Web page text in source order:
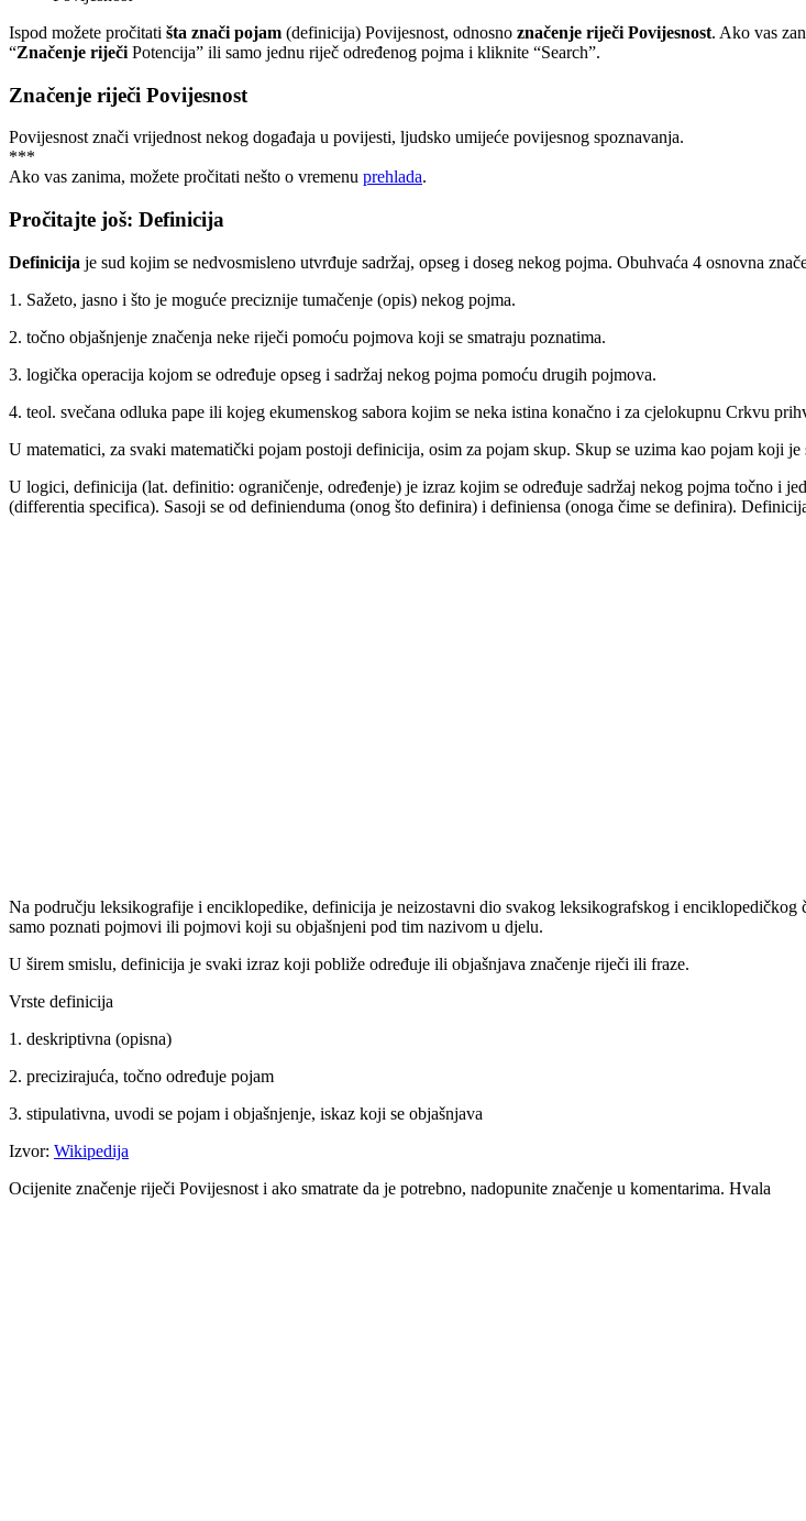
Ispod možete pročitati šta znači pojam (definicija) Povijesnost, odnosno značenje riječi Povijesnost. Ako vas
“Značenje riječi Potencija” ili samo jednu riječ određenog pojma i kliknite “Search”.
Značenje riječi Povijesnost
Povijesnost znači vrijednost nekog događaja u povijesti, ljudsko umijeće povijesnog spoznavanja.
***
Ako vas zanima, možete pročitati nešto o vremenu prehlada.
Pročitajte još: Definicija
Definicija je sud kojim se nedvosmisleno utvrđuje sadržaj, opseg i doseg nekog pojma. Obuhvaća 4 osnovna
1. Sažeto, jasno i što je moguće preciznije tumačenje (opis) nekog pojma.
2. točno objašnjenje značenja neke riječi pomoću pojmova koji se smatraju poznatima.
3. logička operacija kojom se određuje opseg i sadržaj nekog pojma pomoću drugih pojmova.
4. teol. svečana odluka pape ili kojeg ekumenskog sabora kojim se neka istina konačno i za cjelokupnu Crkvu
U matematici, za svaki matematički pojam postoji definicija, osim za pojam skup. Skup se uzima kao pojam koji
U logici, definicija (lat. definitio: ograničenje, određenje) je izraz kojim se određuje sadržaj nekog pojma točno i
(differentia specifica). Sasoji se od definienduma (onog što definira) i definiensa (onoga čime se definira).
Na području leksikografije i enciklopedike, definicija je neizostavni dio svakog leksikografskog i
samo poznati pojmovi ili pojmovi koji su objašnjeni pod tim nazivom u djelu.
U širem smislu, definicija je svaki izraz koji pobliže određuje ili objašnjava značenje riječi ili fraze.
Vrste definicija
1. deskriptivna (opisna)
2. precizirajuća, točno određuje pojam
3. stipulativna, uvodi se pojam i objašnjenje, iskaz koji se objašnjava
Izvor: Wikipedija
Ocijenite značenje riječi Povijesnost i ako smatrate da je potrebno, nadopunite značenje u komentarima. Hvala